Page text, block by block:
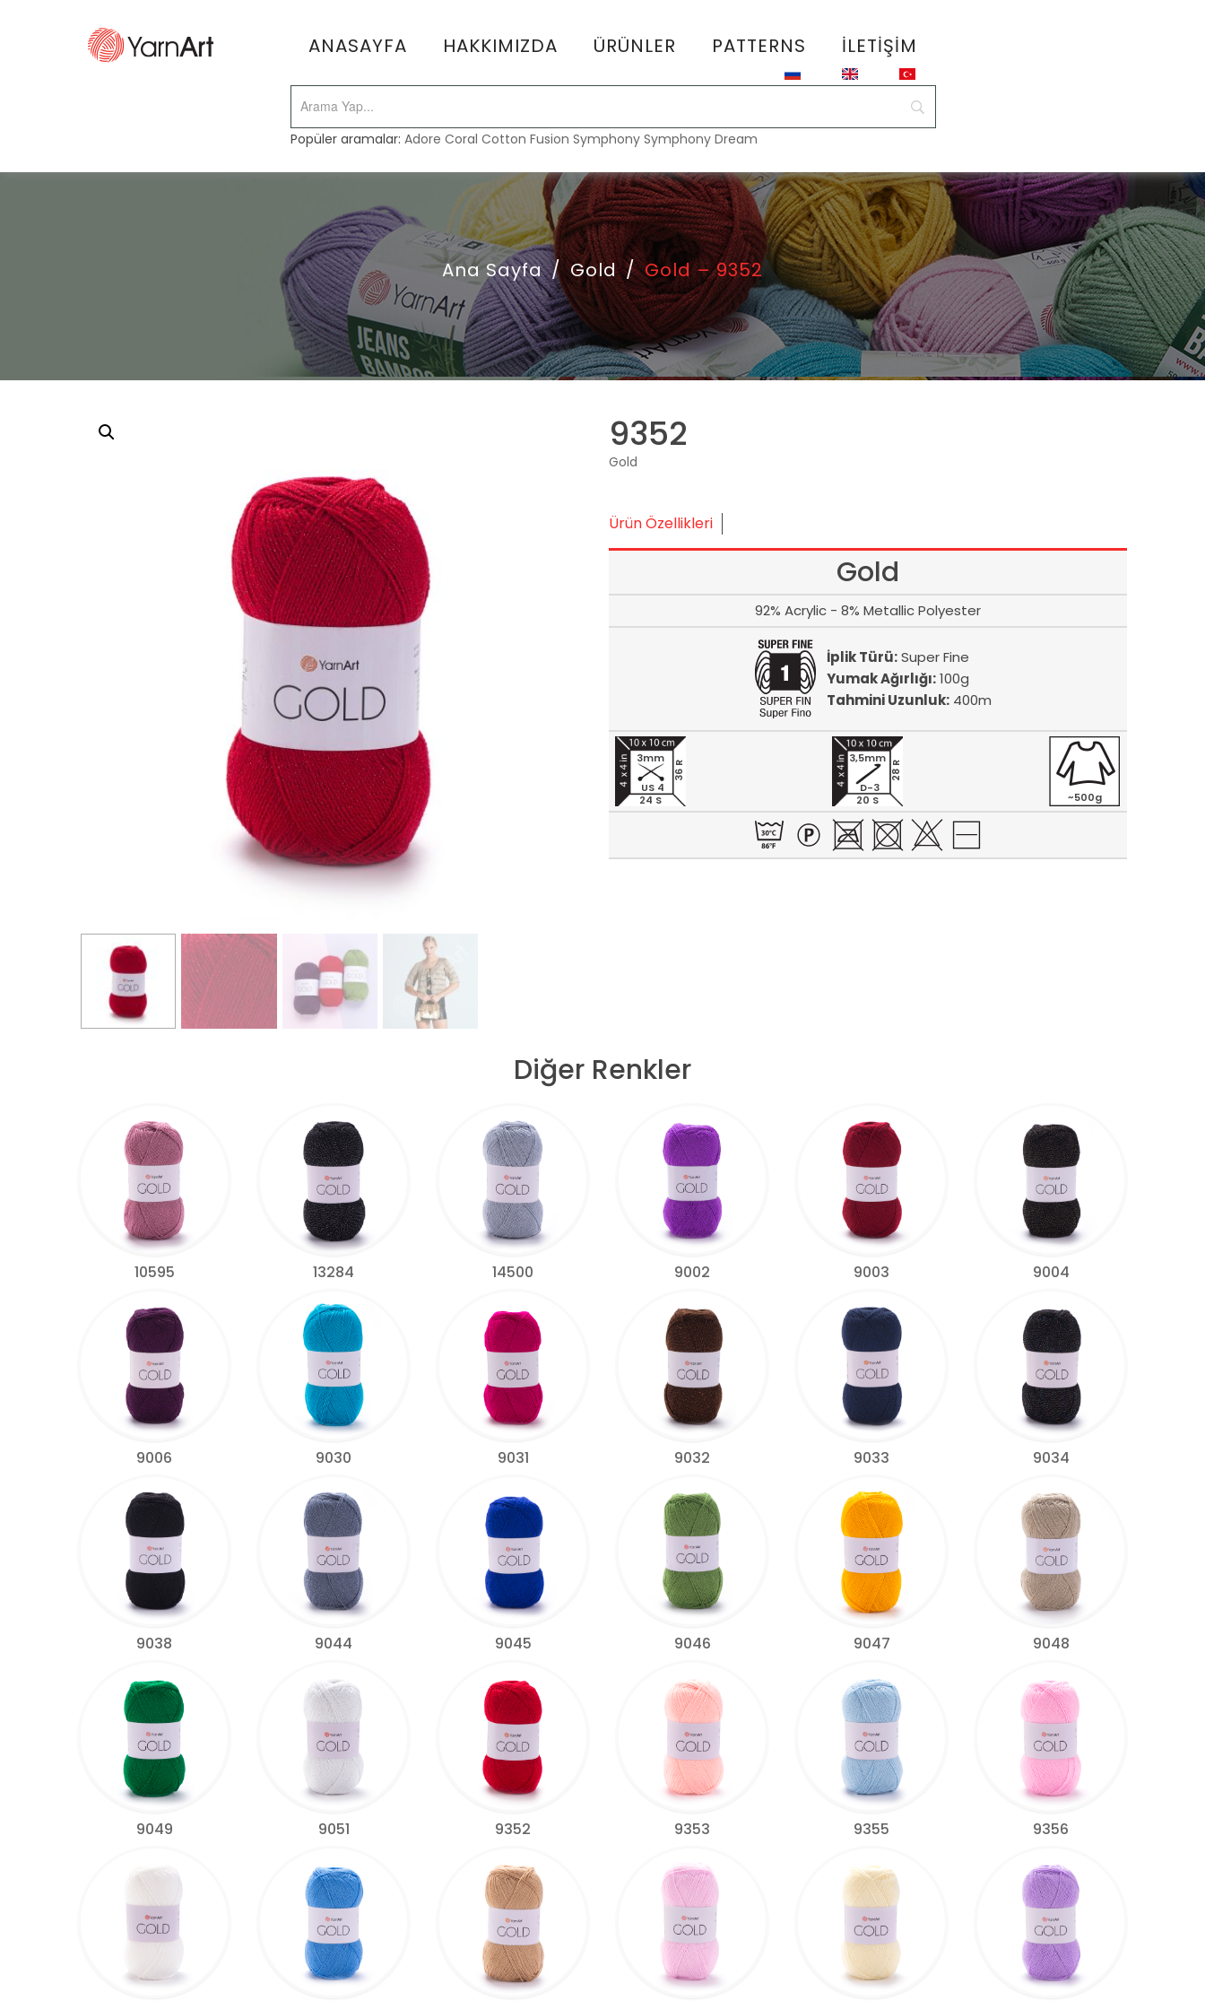
ANASAYFA HAKKIMIZDA ÜRÜNLER PATTERNS İLETIŞIM
Popüler aramalar:Adore Coral Cotton Fusion Symphony Symphony Dream
Ana Sayfa / Gold / Gold – 9352
9352
Gold
Ürün Özellikleri
Gold
92% Acrylic - 8% Metallic Polyester
İplik Türü:Super Fine
Yumak Ağırlığı:100g
Tahmini Uzunluk:400m
24 S
36 R
3mm
US 4
20 S
28 R
3,5mm
D-3
~500g
Diğer Renkler
10595 13284 14500 9002 9003 9004
9006 9030 9031 9032 9033 9034
9038 9044 9045 9046 9047 9048
9049 9051 9352 9353 9355 9356